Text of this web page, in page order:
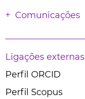
Comunicações
Ligações externas
Perfil ORCID
Perfil Scopus